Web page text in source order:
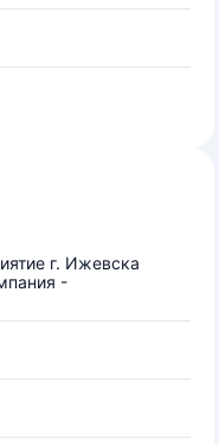
г. Ижевска
-